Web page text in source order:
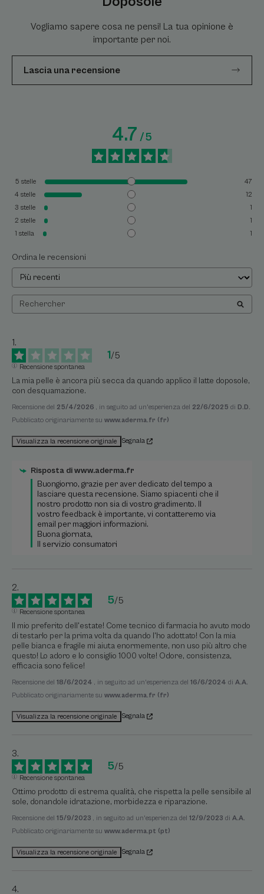
Vogliamo sapere cosa ne pensi! La tua opinione è
importante per noi.
Lascia una recensione
4.7/5
5 stelle
47
4 stelle
12
3 stelle
1
2 stelle
1
1 stella 1
Ordina le recensioni
1/5
Recensione spontanea
La mia pelle è ancora più secca da quando applico il latte doposole,
con desquamazione.
Recensione del 25/4/2026 , in seguito ad un'esperienza del 22/6/2025 di D.D.
Pubblicato originariamente su www.aderma.fr (fr)
Visualizza la recensione originale Segnala
Risposta diwww.aderma.fr
Buongiorno, grazie per aver dedicato del tempo a
lasciare questa recensione. Siamo spiacenti che il
nostro prodotto non sia di vostro gradimento. Il
vostro feedback è importante, vi contatteremo via
email per maggiori informazioni.
Buona giornata,
Il servizio consumatori
5/5
Recensione spontanea
Il mio preferito dell'estate! Come tecnico di farmacia ho avuto modo
di testarlo per la prima volta da quando l'ho adottato! Con la mia
pelle bianca e fragile mi aiuta enormemente, non uso più altro che
questo! Lo adoro e lo consiglio 1000 volte! Odore, consistenza,
efficacia sono felice!
Recensione del 18/6/2024 , in seguito ad un'esperienza del 16/6/2024 di A.A.
Pubblicato originariamente su www.aderma.fr (fr)
Visualizza la recensione originale Segnala
5/5
Recensione spontanea
Ottimo prodotto di estrema qualità, che rispetta la pelle sensibile al
sole, donandole idratazione, morbidezza e riparazione.
Recensione del 15/9/2023 , in seguito ad un'esperienza del 12/9/2023 di A.A.
Pubblicato originariamente su www.aderma.pt (pt)
Visualizza la recensione originale Segnala